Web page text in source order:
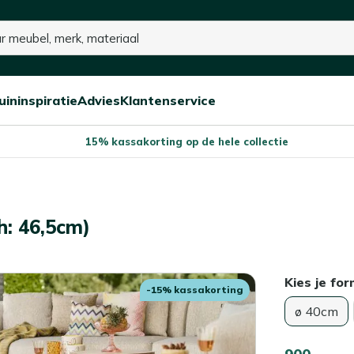
Open/sluitOpen/sluit
Advies
Open/sluit
Klantenservice
15% kassakorting op de hele collectie
46,5cm)
-15% kassakorting
Kies je
ø 40cm